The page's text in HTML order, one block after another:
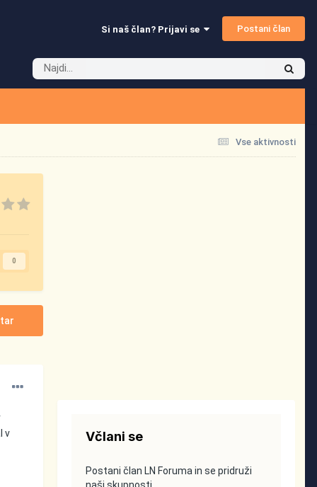
Si naš član? Prijavi se Postani član
Vse aktivnosti
0
v
Včlani se
Postani član LN Foruma in se pridruži
naši skupnosti.